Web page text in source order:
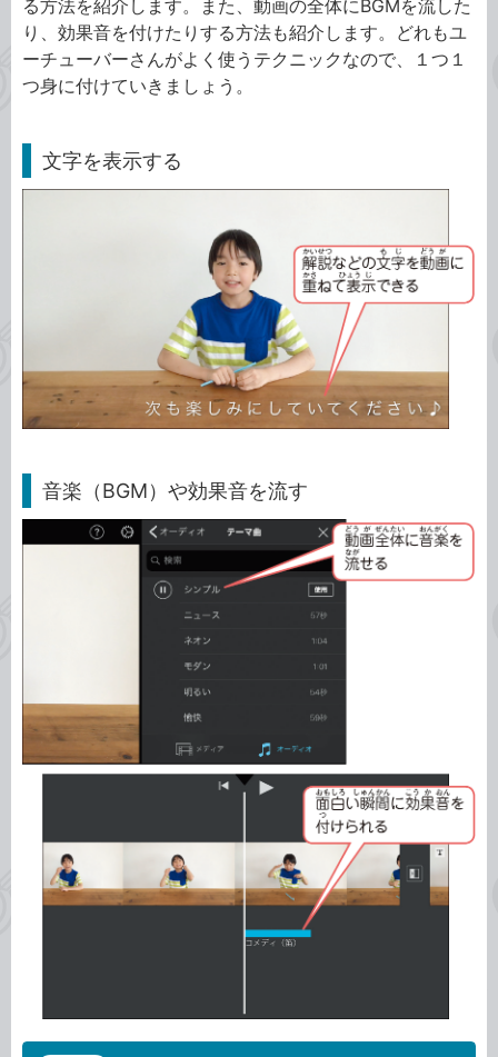
る方法を紹介します。また、動画の全体にBGMを流した
り、効果音を付けたりする方法も紹介します。どれもユ
ーチューバーさんがよく使うテクニックなので、１つ１
つ身に付けていきましょう。
文字を表示する
音楽（BGM）や効果音を流す